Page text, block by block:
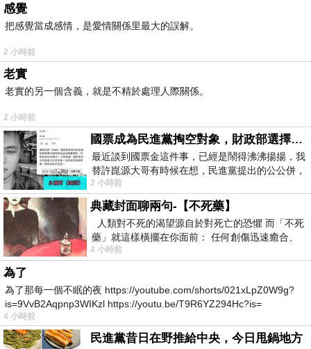
感覺
把感覺當成感情，是愛情關係里最大的誤解。
2 小時前
老實
老實的另一個含義，就是不精於處理人際關係。
2 小時前
國票成為民進黨掏空對象，財政部選擇性失憶
最近談到國票金這件事，已經是鬧得沸沸揚揚，我
替許崑源大哥有時候在想，民進黨提出的公公併，
其實就是想要國庫通黨庫，鬧出最大的醜
2 小時前
典藏封面聊兩句-【不死藥】
人類對不死的渴望源自於對死亡的恐懼 而「不死
藥」就這樣橫擺在你面前： 任何創傷迅速癒合、
停止衰老、痛覺消失…堪
4 小時前
為了
為了那每一個不眠的夜 https://youtube.com/shorts/021xLpZ0W9g?
is=9VvB2Aqpnp3WIKzl https://youtu.be/T9R6YZ294Hc?is=
4 小時前
民進黨昔日在野推給中央，今日甩鍋地方